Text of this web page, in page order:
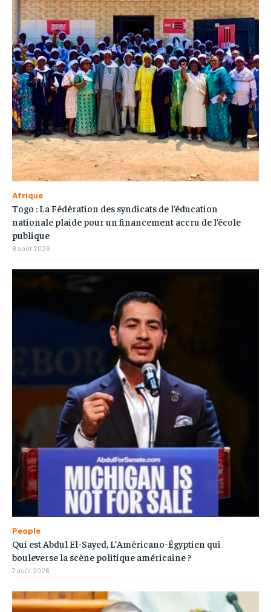
Afrique
Togo : La Fédération des syndicats de l’éducation
nationale plaide pour un financement accru de l’école
publique
8 août 2026
People
Qui est Abdul El-Sayed, L’Américano-Égyptien qui
bouleverse la scène politique américaine ?
7 août 2026